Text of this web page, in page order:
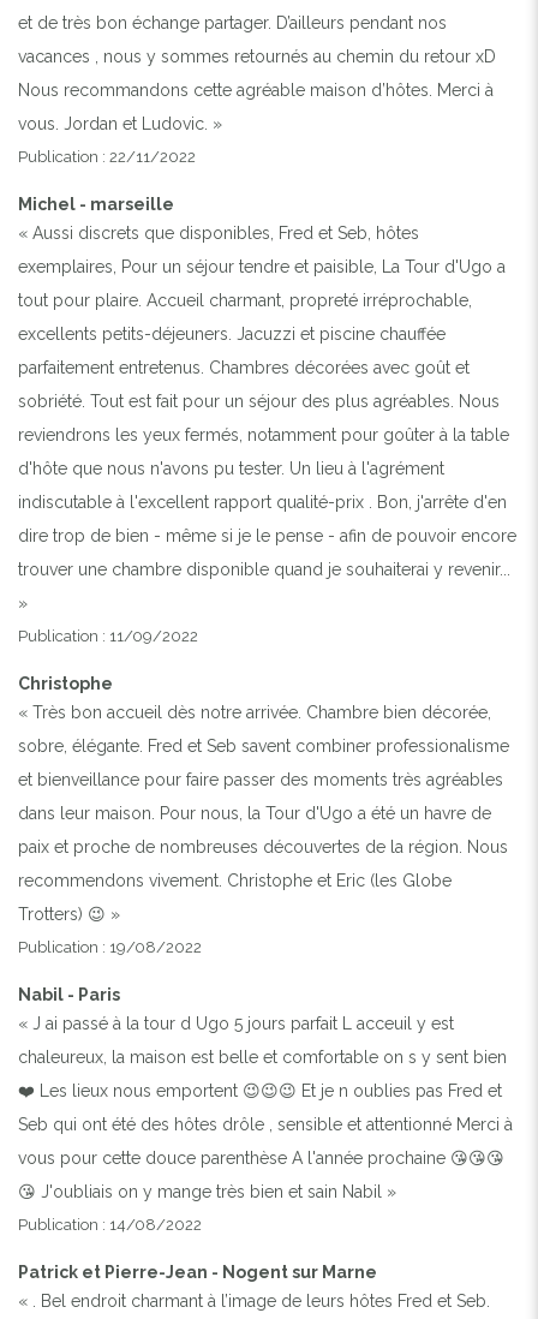
et de très bon échange partager. D’ailleurs pendant nos
vacances , nous y sommes retournés au chemin du retour xD
Nous recommandons cette agréable maison d’hôtes. Merci à
vous. Jordan et Ludovic. »
Publication : 22/11/2022
Michel - marseille
« Aussi discrets que disponibles, Fred et Seb, hôtes
exemplaires, Pour un séjour tendre et paisible, La Tour d'Ugo a
tout pour plaire. Accueil charmant, propreté irréprochable,
excellents petits-déjeuners. Jacuzzi et piscine chauffée
parfaitement entretenus. Chambres décorées avec goût et
sobriété. Tout est fait pour un séjour des plus agréables. Nous
reviendrons les yeux fermés, notamment pour goûter à la table
d'hôte que nous n'avons pu tester. Un lieu à l'agrément
indiscutable à l'excellent rapport qualité-prix . Bon, j'arrête d'en
dire trop de bien - même si je le pense - afin de pouvoir encore
trouver une chambre disponible quand je souhaiterai y revenir...
»
Publication : 11/09/2022
Christophe
« Très bon accueil dès notre arrivée. Chambre bien décorée,
sobre, élégante. Fred et Seb savent combiner professionalisme
et bienveillance pour faire passer des moments très agréables
dans leur maison. Pour nous, la Tour d'Ugo a été un havre de
paix et proche de nombreuses découvertes de la région. Nous
recommendons vivement. Christophe et Eric (les Globe
Trotters) 😉 »
Publication : 19/08/2022
Nabil - Paris
« J ai passé à la tour d Ugo 5 jours parfait L acceuil y est
chaleureux, la maison est belle et comfortable on s y sent bien
❤️ Les lieux nous emportent 😉😉😉 Et je n oublies pas Fred et
Seb qui ont été des hôtes drôle , sensible et attentionné Merci à
vous pour cette douce parenthèse A l'année prochaine 😘😘😘
😘 J'oubliais on y mange très bien et sain Nabil »
Publication : 14/08/2022
Patrick et Pierre-Jean - Nogent sur Marne
« . Bel endroit charmant à l’image de leurs hôtes Fred et Seb.